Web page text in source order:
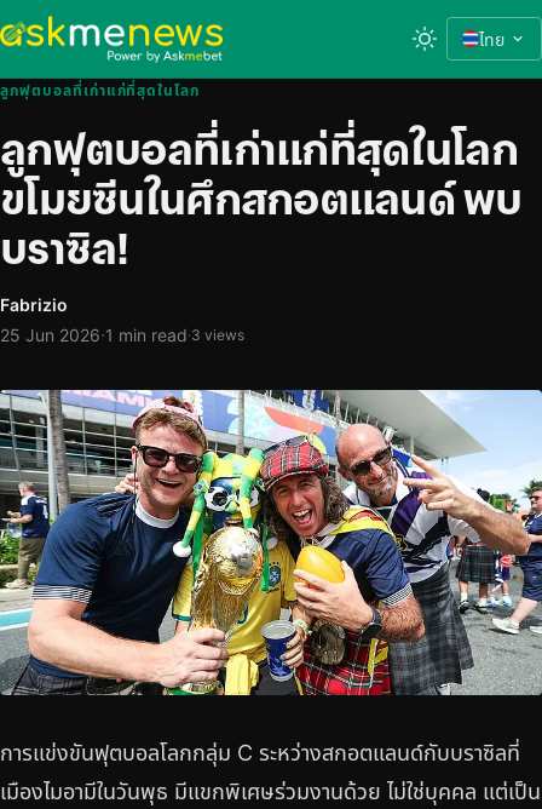
ไทย
ลูกฟุตบอลที่เก่าแก่ที่สุดในโลก
ลูกฟุตบอลที่เก่าแก่ที่สุดในโลก
ขโมยซีนในศึกสกอตแลนด์ พบ
บราซิล!
Fabrizio
25 Jun 2026·1 min read·3 views
การแข่งขันฟุตบอลโลกกลุ่ม C ระหว่างสกอตแลนด์กับบราซิลที่
เมืองไมอามีในวันพุธ มีแขกพิเศษร่วมงานด้วย ไม่ใช่บุคคล แต่เป็น